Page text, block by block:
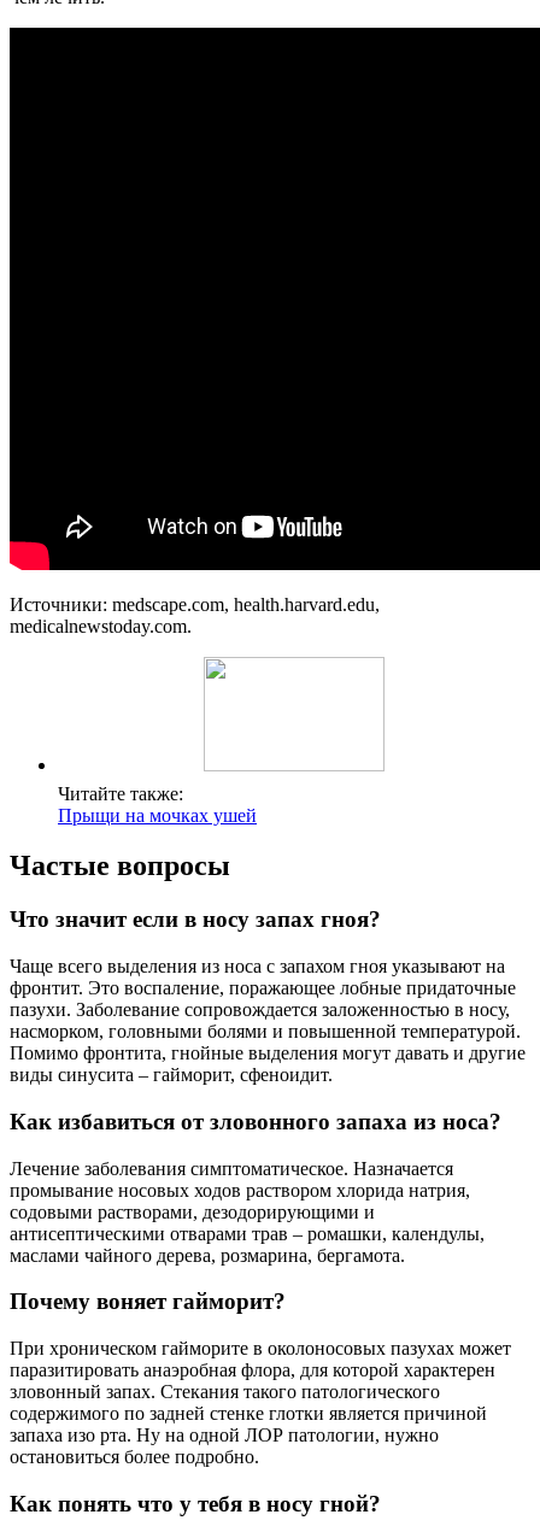
Источники: medscape.com, health.harvard.edu,
medicalnewstoday.com.
Читайте также:
Прыщи на мочках ушей
Частые вопросы
Что значит если в носу запах гноя?
Чаще всего выделения из носа с запахом гноя указывают на
фронтит. Это воспаление, поражающее лобные придаточные
пазухи. Заболевание сопровождается заложенностью в носу,
насморком, головными болями и повышенной температурой.
Помимо фронтита, гнойные выделения могут давать и другие
виды синусита – гайморит, сфеноидит.
Как избавиться от зловонного запаха из носа?
Лечение заболевания симптоматическое. Назначается
промывание носовых ходов раствором хлорида натрия,
содовыми растворами, дезодорирующими и
антисептическими отварами трав – ромашки, календулы,
маслами чайного дерева, розмарина, бергамота.
Почему воняет гайморит?
При хроническом гайморите в околоносовых пазухах может
паразитировать анаэробная флора, для которой характерен
зловонный запах. Стекания такого патологического
содержимого по задней стенке глотки является причиной
запаха изо рта. Ну на одной ЛОР патологии, нужно
остановиться более подробно.
Как понять что у тебя в носу гной?